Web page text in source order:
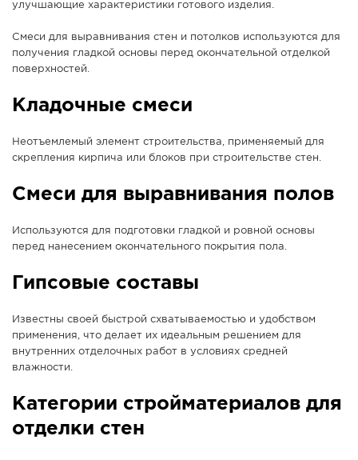
улучшающие характеристики готового изделия.
Смеси для выравнивания стен и потолков используются для
получения гладкой основы перед окончательной отделкой
поверхностей.
Кладочные смеси
Неотъемлемый элемент строительства, применяемый для
скрепления кирпича или блоков при строительстве стен.
Смеси для выравнивания полов
Используются для подготовки гладкой и ровной основы
перед нанесением окончательного покрытия пола.
Гипсовые составы
Известны своей быстрой схватываемостью и удобством
применения, что делает их идеальным решением для
внутренних отделочных работ в условиях средней
влажности.
Категории стройматериалов для
отделки стен